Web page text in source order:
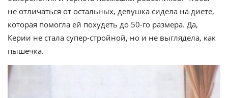
не отличаться от остальных, девушка сидела на диете,
которая помогла ей похудеть до 50-го размера. Да,
Керии не стала супер-стройной, но и не выглядела, как
пышечка.